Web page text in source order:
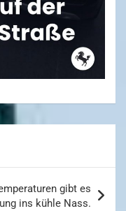
gibt es
ins kühle Nass.